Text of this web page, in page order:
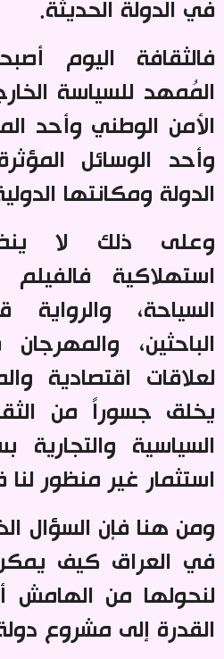
في الدولة الحديثة.
فالثقافة اليوم
المُمهد للسياسة
الأمن الوطني وأحد
وأحد الوسائل
الدولة ومكانتها
وعلى ذلك لا
استهلاكية
السياحة،
الباحثين،
لعلاقات اقتصادية
يخلق جسوراً من
السياسية
استثمار غير منظور
ومن هنا فإن السؤال
في العراق كيف يمكن
لنحولها من الهامش
القدرة إلى مشروع